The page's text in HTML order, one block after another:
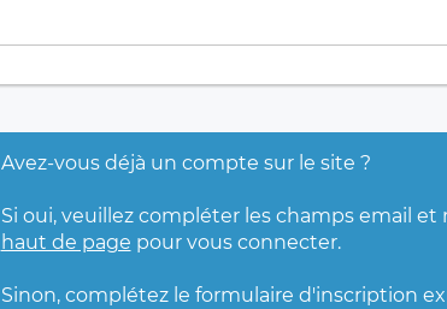
Avez-vous déjà un compte sur le site ?
Si oui, veuillez compléter les champs email et
haut de page pour vous connecter.
Sinon, complétez le formulaire d'inscription